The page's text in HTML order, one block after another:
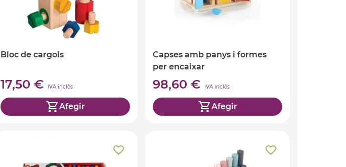
Bloc de cargols
17,50 € IVA inclòs
Afegir
Capses amb panys i formes
per encaixar
98,60 € IVA inclòs
Afegir